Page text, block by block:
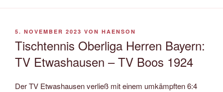
VERÖFFENTLICHT
5. NOVEMBER 2023 VON HAENSON
Tischtennis Oberliga Herren Bayern:
TV Etwashausen – TV Boos 1924
Der TV Etwashausen verließ mit einem umkämpften 6:4